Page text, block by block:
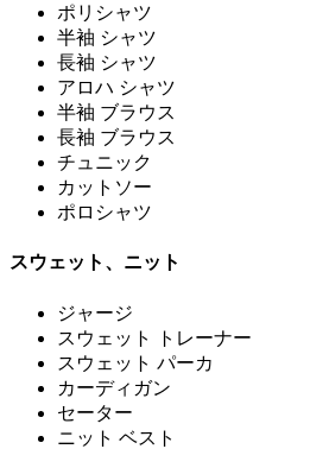
ポリシャツ
半袖 シャツ
長袖 シャツ
アロハ シャツ
半袖 ブラウス
長袖 ブラウス
チュニック
カットソー
ポロシャツ
スウェット、ニット
ジャージ
スウェット トレーナー
スウェット パーカ
カーディガン
セーター
ニット ベスト